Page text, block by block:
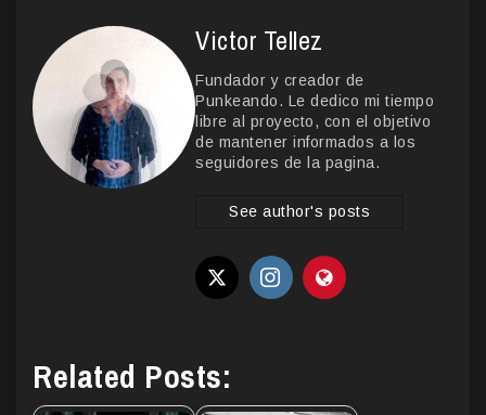
Victor Tellez
Fundador y creador de
Punkeando. Le dedico mi tiempo
libre al proyecto, con el objetivo
de mantener informados a los
seguidores de la pagina.
See author's posts
Related Posts: